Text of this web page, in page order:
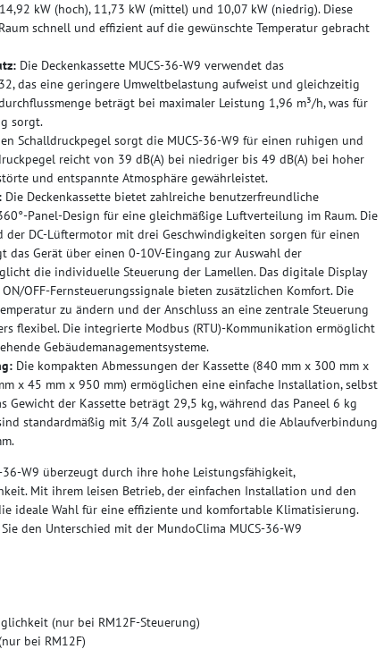
kW (hoch), 11,73 kW (mittel) und 10,07 kW (niedrig). Diese
schnell und effizient auf die gewünschte Temperatur gebracht
Die Deckenkassette MUCS-36-W9 verwendet das
das eine geringere Umweltbelastung aufweist und gleichzeitig
beträgt bei maximaler Leistung 1,96 m³/h, was für
sorgt.
Schalldruckpegel sorgt die MUCS-36-W9 für einen ruhigen und
reicht von 39 dB(A) bei niedriger bis 49 dB(A) bei hoher
und entspannte Atmosphäre gewährleistet.
Die Deckenkassette bietet zahlreiche benutzerfreundliche
Panel-Design für eine gleichmäßige Luftverteilung im Raum. Die
DC-Lüftermotor mit drei Geschwindigkeiten sorgen für einen
das Gerät über einen 0-10V-Eingang zur Auswahl der
die individuelle Steuerung der Lamellen. Das digitale Display
OFF-Fernsteuerungssignale bieten zusätzlichen Komfort. Die
zu ändern und der Anschluss an eine zentrale Steuerung
flexibel. Die integrierte Modbus (RTU)-Kommunikation ermöglicht
Gebäudemanagementsysteme.
Die kompakten Abmessungen der Kassette (840 mm x 300 mm x
x 45 mm x 950 mm) ermöglichen eine einfache Installation, selbst
Gewicht der Kassette beträgt 29,5 kg, während das Paneel 6 kg
standardmäßig mit 3/4 Zoll ausgelegt und die Ablaufverbindung
36-W9 überzeugt durch ihre hohe Leistungsfähigkeit,
Mit ihrem leisen Betrieb, der einfachen Installation und den
ideale Wahl für eine effiziente und komfortable Klimatisierung.
den Unterschied mit der MundoClima MUCS-36-W9
(nur bei RM12F-Steuerung)
bei RM12F)